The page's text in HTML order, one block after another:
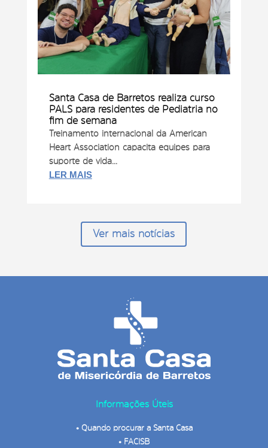
Santa Casa de Barretos realiza curso
PALS para residentes de Pediatria no
fim de semana
Treinamento internacional da American
Heart Association capacita equipes para
suporte de vida...
LER MAIS
Ver mais notícias
Informações Úteis
• Quando procurar a Santa Casa
• FACISB